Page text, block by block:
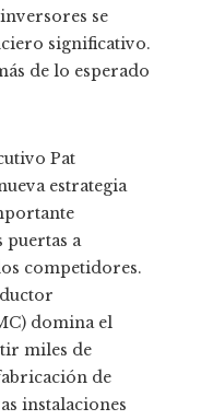
se
significativo.
de lo esperado
Pat
estrategia
puertas a
competidores.
domina el
miles de
de
instalaciones